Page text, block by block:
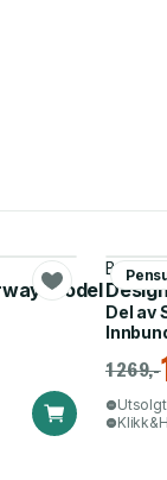
Model and
Berit
Del av
1 269,-
Utsolgt